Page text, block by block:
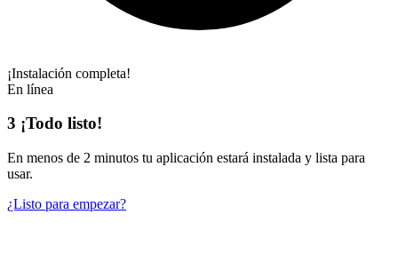
¡Instalación completa!
En línea
3 ¡Todo listo!
En menos de 2 minutos tu aplicación estará instalada y lista para
usar.
¿Listo para empezar?